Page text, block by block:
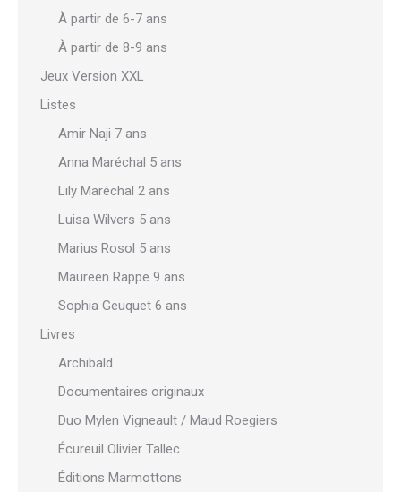
À partir de 6-7 ans
À partir de 8-9 ans
Jeux Version XXL
Listes
Amir Naji 7 ans
Anna Maréchal 5 ans
Lily Maréchal 2 ans
Luisa Wilvers 5 ans
Marius Rosol 5 ans
Maureen Rappe 9 ans
Sophia Geuquet 6 ans
Livres
Archibald
Documentaires originaux
Duo Mylen Vigneault / Maud Roegiers
Écureuil Olivier Tallec
Éditions Marmottons